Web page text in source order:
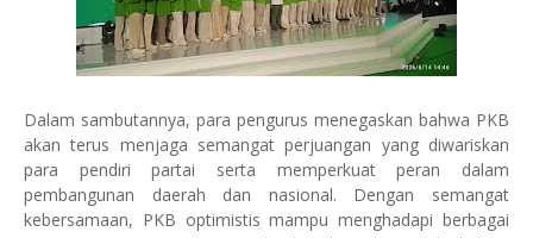
Dalam sambutannya, para pengurus menegaskan bahwa PKB
akan terus menjaga semangat perjuangan yang diwariskan
para pendiri partai serta memperkuat peran dalam
pembangunan daerah dan nasional. Dengan semangat
kebersamaan, PKB optimistis mampu menghadapi berbagai